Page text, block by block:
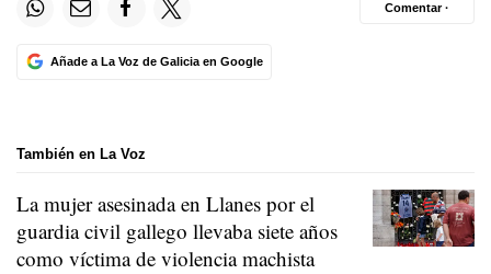
Añade a La Voz de Galicia en Google
Comentar ·
También en La Voz
La mujer asesinada en Llanes por el
guardia civil gallego llevaba siete años
como víctima de violencia machista